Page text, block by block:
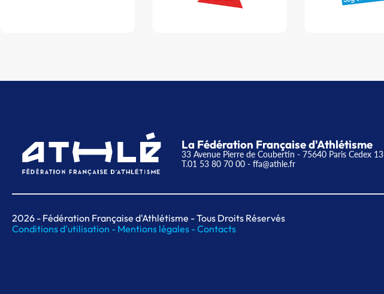
La Fédération Française d'Athlétisme
33 Avenue Pierre de Coubertin - 75640 Paris Cedex 13
T.01 53 80 70 00 - ffa@athle.fr
2026 - Fédération Française d'Athlétisme - Tous Droits Réservés
Conditions d'utilisation - Mentions légales -Contacts